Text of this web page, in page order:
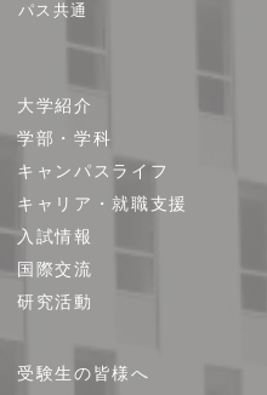
パス共通
ト
プ
大学紹介
学部・学科
キャンパスライフ
キャリア・就職支援
入試情報
国際交流
研究活動
受験生の皆様へ